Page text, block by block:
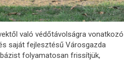
való védőtávolságra vonatkozó
saját fejlesztésű Városgazda
folyamatosan frissítjük,